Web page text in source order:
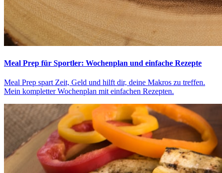
Meal Prep für Sportler: Wochenplan und einfache Rezepte
Meal Prep spart Zeit, Geld und hilft dir, deine Makros zu treffen.
Mein kompletter Wochenplan mit einfachen Rezepten.